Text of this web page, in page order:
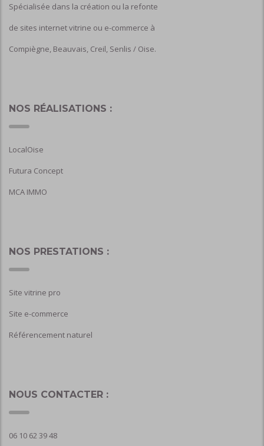
Spécialisée dans la création ou la refonte
de sites internet vitrine ou e-commerce à
Compiègne, Beauvais, Creil, Senlis / Oise.
NOS RÉALISATIONS :
LocalOise
Futura Concept
MCA IMMO
NOS PRESTATIONS :
Site vitrine pro
Site e-commerce
Référencement naturel
NOUS CONTACTER :
06 10 62 39 48